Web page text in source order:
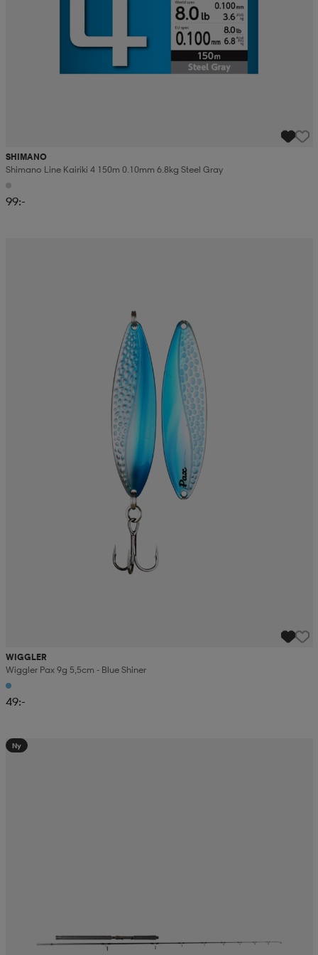
SHIMANO
Shimano Line Kairiki 4 150m 0.10mm 6.8kg Steel Gray
99:-
WIGGLER
Wiggler Pax 9g 5,5cm - Blue Shiner
49:-
Ny